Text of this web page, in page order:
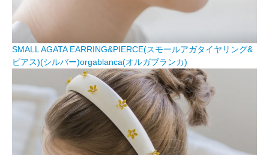
SMALL AGATA EARRING&PIERCE(スモールアガタイヤリング&
ピアス)(シルバー)orgablanca(オルガブランカ)